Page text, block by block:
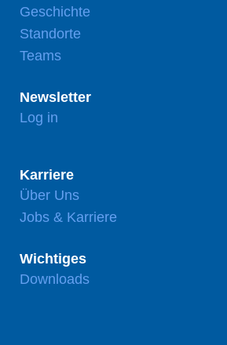
Geschichte
Standorte
Teams
Newsletter
Log in
Karriere
Über Uns
Jobs & Karriere
Wichtiges
Downloads